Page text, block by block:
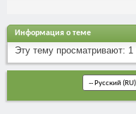
Информация о теме
Эту тему просматривают: 1